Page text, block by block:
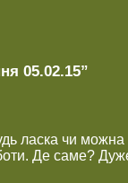
05.02.15”
ласка чи можна
Де саме?